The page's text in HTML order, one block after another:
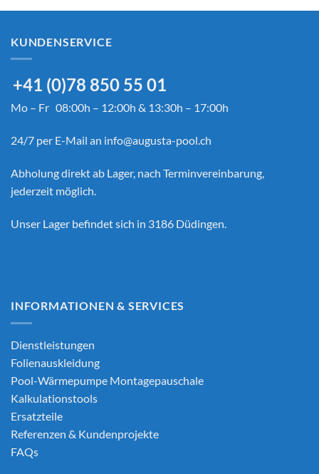
KUNDENSERVICE
+41 (0)78 850 55 01
Mo – Fr 08:00h – 12:00h & 13:30h – 17:00h
24/7 per E-Mail an info@augusta-pool.ch
Abholung direkt ab Lager, nach Terminvereinbarung,
jederzeit möglich.
Unser Lager befindet sich in 3186 Düdingen.
INFORMATIONEN & SERVICES
Dienstleistungen
Folienauskleidung
Pool-Wärmepumpe Montagepauschale
Kalkulationstools
Ersatzteile
Referenzen & Kundenprojekte
FAQs